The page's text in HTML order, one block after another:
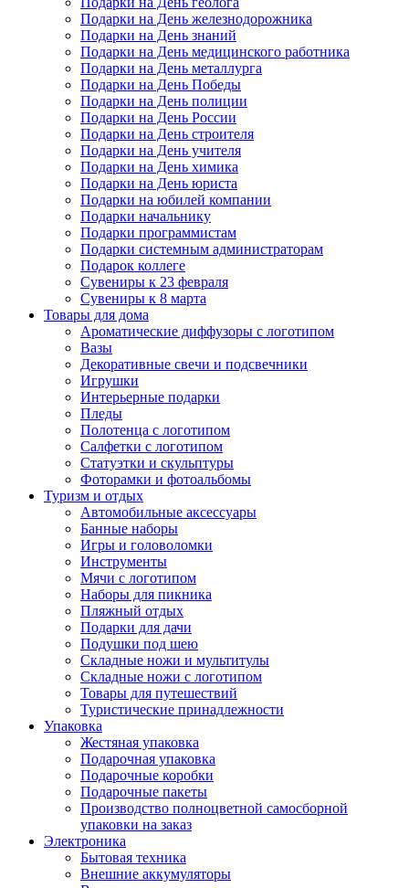
Подарки на День железнодорожника
Подарки на День знаний
Подарки на День медицинского работника
Подарки на День металлурга
Подарки на День Победы
Подарки на День полиции
Подарки на День России
Подарки на День строителя
Подарки на День учителя
Подарки на День химика
Подарки на День юриста
Подарки на юбилей компании
Подарки начальнику
Подарки программистам
Подарки системным администраторам
Подарок коллеге
Сувениры к 23 февраля
Сувениры к 8 марта
Товары для дома
Ароматические диффузоры с логотипом
Вазы
Декоративные свечи и подсвечники
Игрушки
Интерьерные подарки
Пледы
Полотенца с логотипом
Салфетки с логотипом
Статуэтки и скульптуры
Фоторамки и фотоальбомы
Туризм и отдых
Автомобильные аксессуары
Банные наборы
Игры и головоломки
Инструменты
Мячи с логотипом
Наборы для пикника
Пляжный отдых
Подарки для дачи
Подушки под шею
Складные ножи и мультитулы
Складные ножи с логотипом
Товары для путешествий
Туристические принадлежности
Упаковка
Жестяная упаковка
Подарочная упаковка
Подарочные коробки
Подарочные пакеты
Производство полноцветной самосборной
упаковки на заказ
Электроника
Бытовая техника
Внешние аккумуляторы